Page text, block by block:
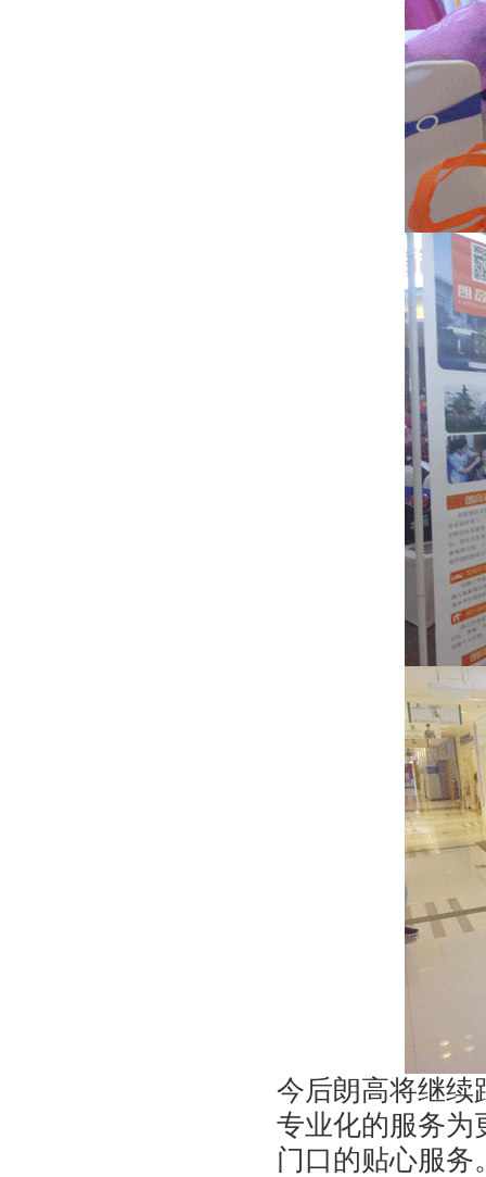
今后朗高将继续
专业化的服务为
门口的贴心服务